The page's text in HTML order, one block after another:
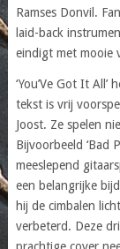
Ramses Donvil.
laid-back
eindigt met mooie
‘You’Ve Got It
tekst is vrij
Joost. Ze spelen
Bijvoorbeeld ‘Bad
meeslepend
een belangrijke
hij de cimbalen
verbeterd. Deze
prachtige cover